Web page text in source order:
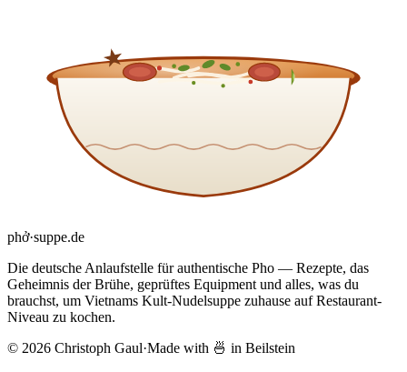
phở·suppe.de
Die deutsche Anlaufstelle für authentische Pho — Rezepte, das
Geheimnis der Brühe, geprüftes Equipment und alles, was du
brauchst, um Vietnams Kult-Nudelsuppe zuhause auf Restaurant-
Niveau zu kochen.
© 2026 Christoph Gaul·Made with 🍜 in Beilstein